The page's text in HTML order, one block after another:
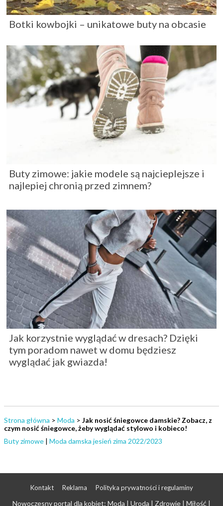
Botki kowbojki – unikatowe buty na obcasie
Buty zimowe: jakie modele są najcieplejsze i
najlepiej chronią przed zimnem?
Jak korzystnie wyglądać w dresach? Dzięki
tym poradom nawet w domu będziesz
wyglądać jak gwiazda!
Strona główna > Moda > Jak nosić śniegowce damskie? Zobacz, z
czym nosić śniegowce, żeby wyglądać stylowo i kobieco!
Buty zimowe | Moda damska jesień zima 2022/2023
Kontakt Reklama Polityka prywatności i regulaminy
Nowoczesny portal dla kobiet: Moda | Uroda | Zdrowie | Miłość |